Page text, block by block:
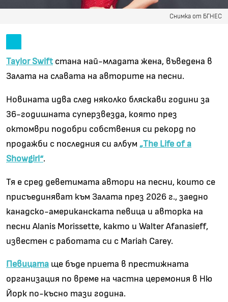
Снимка от БГНЕС
Taylor Swift стана най-младата жена, въведена в
Залата на славата на авторите на песни.
Новината идва след няколко бляскави години за
36-годишната суперзвезда, която през
октомври подобри собствения си рекорд по
продажби с последния си албум „The Life of a
Showgirl“.
Тя е сред деветимата автори на песни, които се
присъединяват към Залата през 2026 г., заедно
канадско-американската певица и авторка на
песни Alanis Morissette, както и Walter Afanasieff,
известен с работата си с Mariah Carey.
Певицата ще бъде приета в престижната
организация по време на частна церемония в Ню
Йорк по-късно тази година.